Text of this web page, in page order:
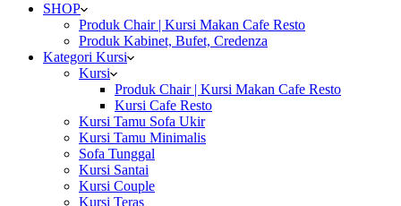
SHOP
Produk Chair | Kursi Makan Cafe Resto
Produk Kabinet, Bufet, Credenza
Kategori Kursi
Kursi
Produk Chair | Kursi Makan Cafe Resto
Kursi Cafe Resto
Kursi Tamu Sofa Ukir
Kursi Tamu Minimalis
Sofa Tunggal
Kursi Santai
Kursi Couple
Kursi Teras